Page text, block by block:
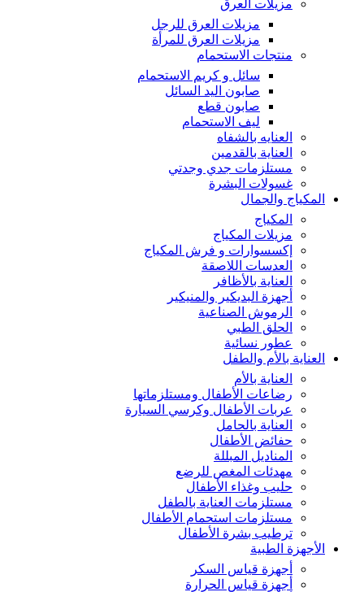
مزيلات العرق
مزيلات العرق للرجل
مزيلات العرق للمرأة
منتجات الاستحمام
سائل و كريم الاستحمام
صابون اليد السائل
صابون قطع
ليف الاستحمام
العنايه بالشفاه
العناية بالقدمين
مستلزمات جدي وجدتي
غسولات البشرة
المكياج والجمال
المكياج
مزيلات المكياج
إكسسوارات و فرش المكياج
العدسات اللاصقة
العناية بالأظافر
أجهزة البديكير والمنيكير
الرموش الصناعية
الحلق الطبي
عطور نسائية
العناية بالأم والطفل
العناية بالأم
رضاعات الأطفال ومستلزماتها
عربات الأطفال وكرسي السيارة
العناية بالحامل
حفائض الأطفال
المناديل المبللة
مهدئات المغص للرضع
حليب وغذاء الأطفال
مستلزمات العناية بالطفل
مستلزمات استحمام الأطفال
ترطيب بشرة الأطفال
الأجهزة الطبية
أجهزة قياس السكر
أجهزة قياس الحرارة